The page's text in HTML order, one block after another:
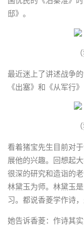
邸》。
最近迷上了讲述战争
《出塞》和《从军行
看着猪宝先生目前对
展他的兴趣。回想起
很深的研究和造诣的
林黛玉为师。林黛玉
习。都说香菱学作诗
她告诉香菱：作诗其